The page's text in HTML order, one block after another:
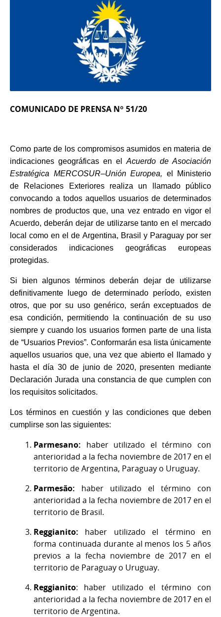
COMUNICADO DE PRENSA Nº 51/20
Como parte de los compromisos asumidos en materia de
indicaciones geográficas en el Acuerdo de Asociación
Estratégica MERCOSUR–Unión Europea, el Ministerio
de Relaciones Exteriores realiza un llamado público
convocando a todos aquellos usuarios de determinados
nombres de productos que, una vez entrado en vigor el
Acuerdo, deberán dejar de utilizarse tanto en el mercado
local como en el de Argentina, Brasil y Paraguay por ser
considerados indicaciones geográficas europeas
protegidas.
Si bien algunos términos deberán dejar de utilizarse
definitivamente luego de determinado período, existen
otros, que por su uso genérico, serán exceptuados de
esa condición, permitiendo la continuación de su uso
siempre y cuando los usuarios formen parte de una lista
de “Usuarios Previos”. Conformarán esa lista únicamente
aquellos usuarios que, una vez que abierto el llamado y
hasta el día 30 de junio de 2020, presenten mediante
Declaración Jurada una constancia de que cumplen con
los requisitos solicitados.
Los términos en cuestión y las condiciones que deben
cumplirse son las siguientes:
Parmesano: haber utilizado el término con
anterioridad a la fecha noviembre de 2017 en el
territorio de Argentina, Paraguay o Uruguay.
Parmesão: haber utilizado el término con
anterioridad a la fecha noviembre de 2017 en el
territorio de Brasil.
Reggianito: haber utilizado el término en
forma continuada durante al menos los 5 años
previos a la fecha noviembre de 2017 en el
territorio de Paraguay o Uruguay.
Reggianito: haber utilizado el término con
anterioridad a la fecha noviembre de 2017 en el
territorio de Argentina.